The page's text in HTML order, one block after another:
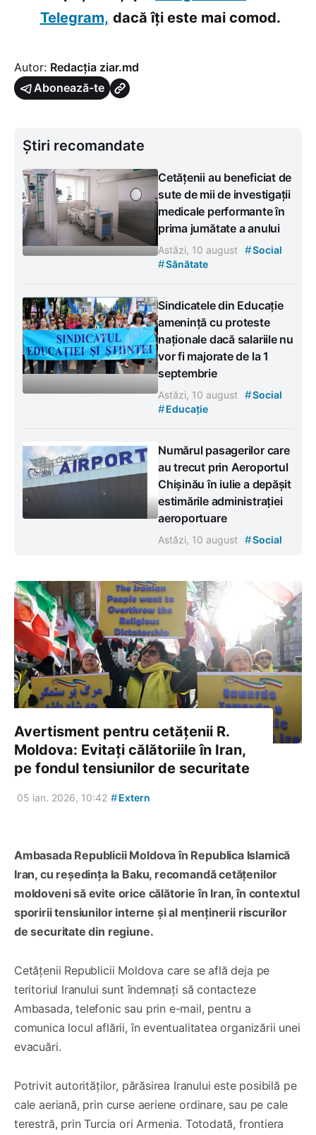
Telegram, dacă îți este mai comod.
Autor: Redacția ziar.md
Abonează-te
Știri recomandate
Cetățenii au beneficiat de
sute de mii de investigații
medicale performante în
prima jumătate a anului
Astăzi, 10 august #Social
#Sănătate
Sindicatele din Educație
amenință cu proteste
naționale dacă salariile nu
vor fi majorate de la 1
septembrie
Astăzi, 10 august #Social
#Educație
Numărul pasagerilor care
au trecut prin Aeroportul
Chișinău în iulie a depășit
estimările administrației
aeroportuare
Astăzi, 10 august #Social
Avertisment pentru cetățenii R.
Moldova: Evitați călătoriile în Iran,
pe fondul tensiunilor de securitate
05 ian. 2026, 10:42 #Extern
Ambasada Republicii Moldova în Republica Islamică
Iran, cu reședința la Baku, recomandă cetățenilor
moldoveni să evite orice călătorie în Iran, în contextul
sporirii tensiunilor interne și al menținerii riscurilor
de securitate din regiune.
Cetățenii Republicii Moldova care se află deja pe
teritoriul Iranului sunt îndemnați să contacteze
Ambasada, telefonic sau prin e-mail, pentru a
comunica locul aflării, în eventualitatea organizării unei
evacuări.
Potrivit autorităților, părăsirea Iranului este posibilă pe
cale aeriană, prin curse aeriene ordinare, sau pe cale
terestră, prin Turcia ori Armenia. Totodată, frontiera